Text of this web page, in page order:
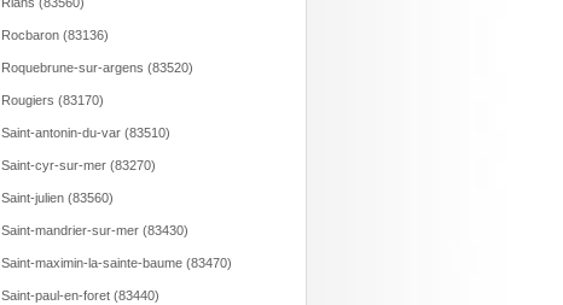
Rians (83560)
Rocbaron (83136)
Roquebrune-sur-argens (83520)
Rougiers (83170)
Saint-antonin-du-var (83510)
Saint-cyr-sur-mer (83270)
Saint-julien (83560)
Saint-mandrier-sur-mer (83430)
Saint-maximin-la-sainte-baume (83470)
Saint-paul-en-foret (83440)